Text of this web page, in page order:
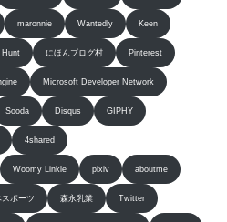
maronnie Wantedly Keen
Hunt にほんブログ村 Pinterest
Microsoft Developer Network
Sooda Disqus GIPHY
4shared
Woomy Linkle pixiv aboutme
スポーツ 森永乳業 Twitter